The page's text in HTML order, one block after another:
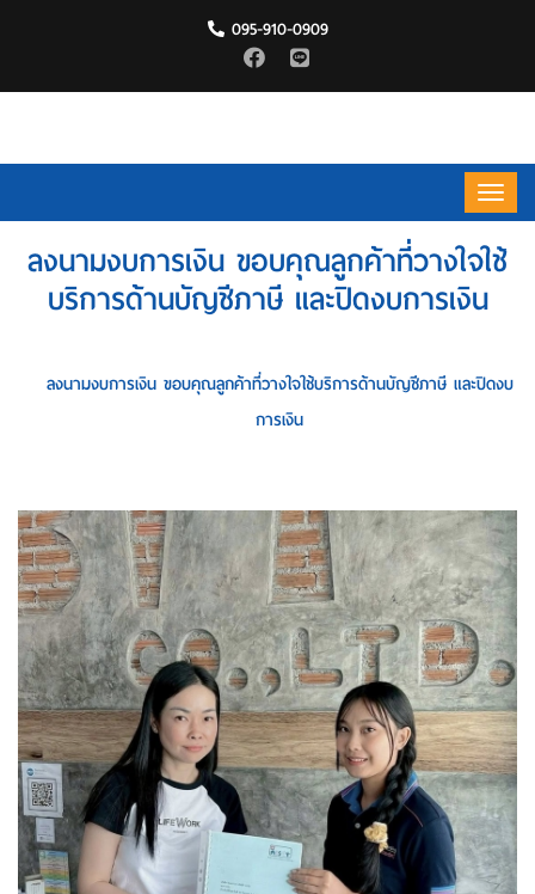
095-910-0909
ลงนามงบการเงิน ขอบคุณลูกค้าที่วางใจใช้
บริการด้านบัญชีภาษี และปิดงบการเงิน
ลงนามงบการเงิน ขอบคุณลูกค้าที่วางใจใช้บริการด้านบัญชีภาษี และปิดงบ
การเงิน